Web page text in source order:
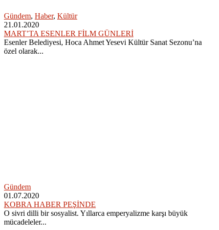
Gündem, Haber, Kültür
21.01.2020
MART’TA ESENLER FİLM GÜNLERİ
Esenler Belediyesi, Hoca Ahmet Yesevi Kültür Sanat Sezonu’na
özel olarak...
Gündem
01.07.2020
KOBRA HABER PEŞİNDE
O sivri dilli bir sosyalist. Yıllarca emperyalizme karşı büyük
mücadeleler...